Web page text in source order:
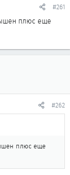
#261
плюс еще
#262
плюс еще